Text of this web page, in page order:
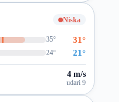
Niska
35° 31°
24° 21°
4 m/s
udari 9